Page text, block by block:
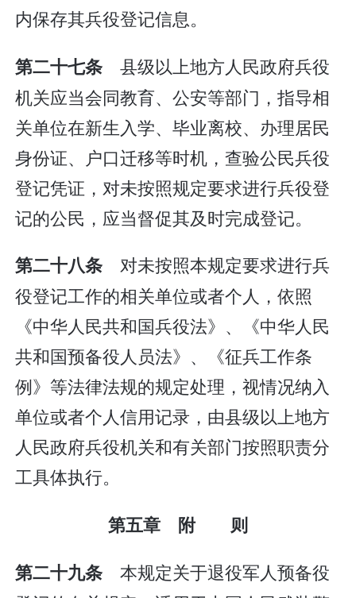
内保存其兵役登记信息。
第二十七条县级以上地方人民政府兵役
机关应当会同教育、公安等部门，指导相
关单位在新生入学、毕业离校、办理居民
身份证、户口迁移等时机，查验公民兵役
登记凭证，对未按照规定要求进行兵役登
记的公民，应当督促其及时完成登记。
第二十八条对未按照本规定要求进行兵
役登记工作的相关单位或者个人，依照
《中华人民共和国兵役法》、《中华人民
共和国预备役人员法》、《征兵工作条
例》等法律法规的规定处理，视情况纳入
单位或者个人信用记录，由县级以上地方
人民政府兵役机关和有关部门按照职责分
工具体执行。
第五章 附 则
第二十九条 本规定关于退役军人预备役